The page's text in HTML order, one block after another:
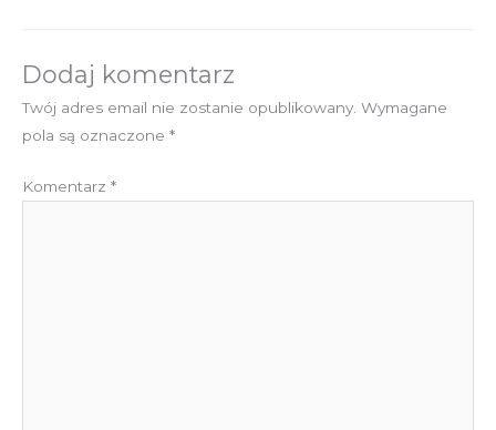
Dodaj komentarz
Twój adres email nie zostanie opublikowany. Wymagane
pola są oznaczone *
Komentarz *